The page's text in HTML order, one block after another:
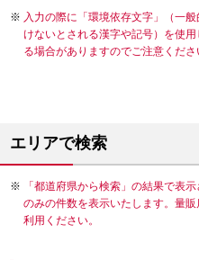
入力の際に「環境依存文字」（一
けないとされる漢字や記号）を使
る場合がありますのでご注意くださ
エリアで検索
「都道府県から検索」の結果で表
のみの件数を表示いたします。量
利用ください。